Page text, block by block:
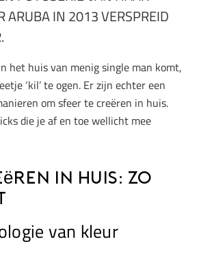
ARUBA IN 2013 VERSPREID
het huis van menig single man komt,
‘kil’ te ogen. Er zijn echter een
om sfeer te creëren in huis.
die je af en toe wellicht mee
in huis: zo
van kleur